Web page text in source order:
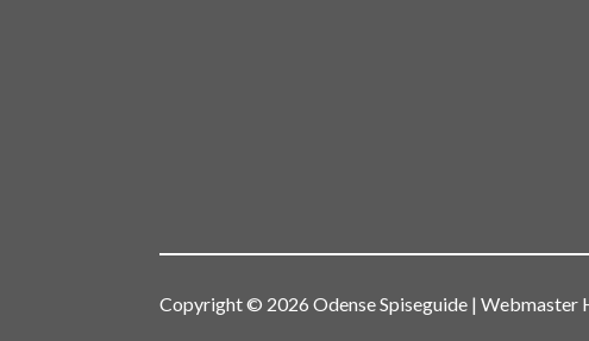
Copyright © 2026 Odense Spiseguide | Webmaster